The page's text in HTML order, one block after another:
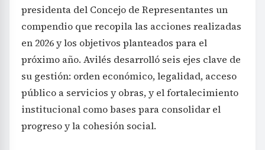
presidenta del Concejo de Representantes un
compendio que recopila las acciones realizadas
en 2026 y los objetivos planteados para el
próximo año. Avilés desarrolló seis ejes clave de
su gestión: orden económico, legalidad, acceso
público a servicios y obras, y el fortalecimiento
institucional como bases para consolidar el
progreso y la cohesión social.